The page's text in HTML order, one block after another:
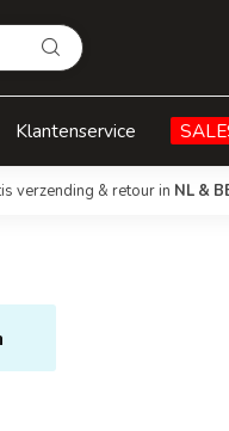
Klantenservice
verzending & retour in NL &